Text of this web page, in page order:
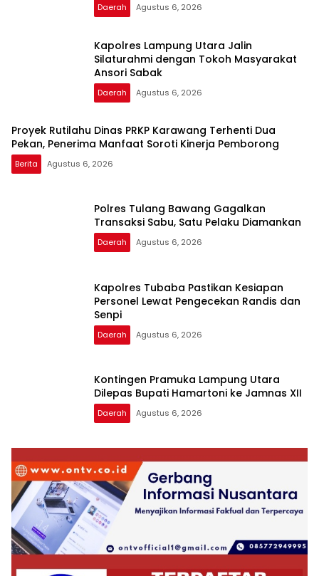
Daerah Agustus 6, 2026
Kapolres Lampung Utara Jalin
Silaturahmi dengan Tokoh Masyarakat
Ansori Sabak
Daerah Agustus 6, 2026
Proyek Rutilahu Dinas PRKP Karawang Terhenti Dua
Pekan, Penerima Manfaat Soroti Kinerja Pemborong
Berita Agustus 6, 2026
Polres Tulang Bawang Gagalkan
Transaksi Sabu, Satu Pelaku Diamankan
Daerah Agustus 6, 2026
Kapolres Tubaba Pastikan Kesiapan
Personel Lewat Pengecekan Randis dan
Senpi
Daerah Agustus 6, 2026
Kontingen Pramuka Lampung Utara
Dilepas Bupati Hamartoni ke Jamnas XII
Daerah Agustus 6, 2026